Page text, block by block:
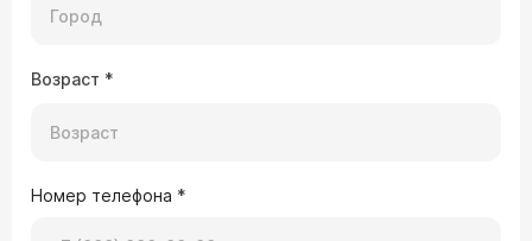
Возраст *
Номер телефона *